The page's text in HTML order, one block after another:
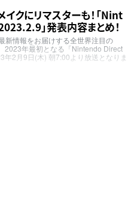
イクにリマスターも！「Nint
」発表内容まとめ！
新情報をお届けする全世界注目の
2023年最初となる「Nintendo Direct
年2月9日(木) 朝7:00より放送となりま